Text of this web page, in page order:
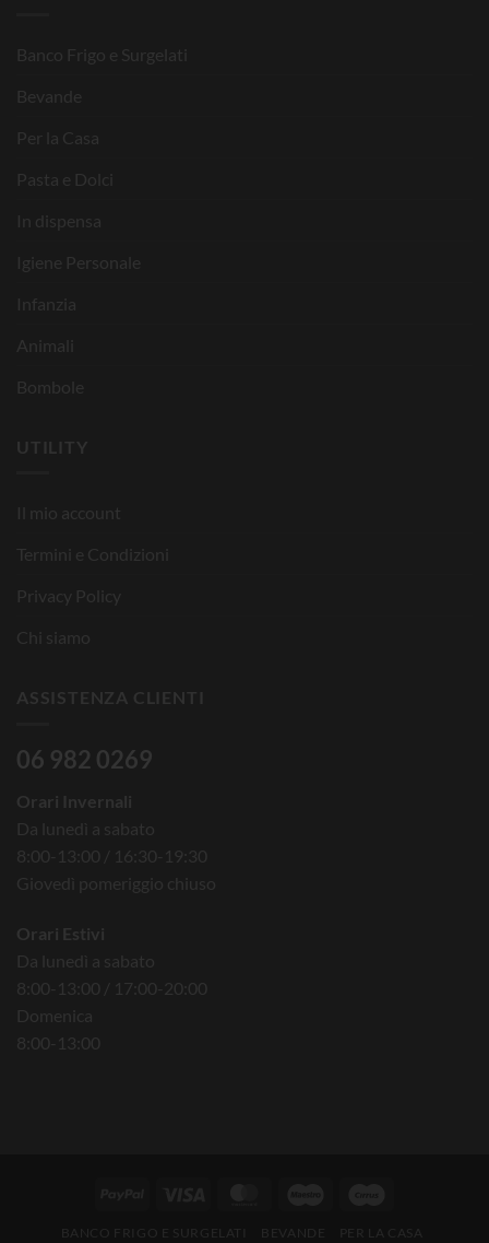
Banco Frigo e Surgelati
Bevande
Per la Casa
Pasta e Dolci
In dispensa
Igiene Personale
Infanzia
Animali
Bombole
UTILITY
Il mio account
Termini e Condizioni
Privacy Policy
Chi siamo
ASSISTENZA CLIENTI
06 982 0269
Orari Invernali
Da lunedì a sabato
8:00-13:00 / 16:30-19:30
Giovedì pomeriggio chiuso
Orari Estivi
Da lunedì a sabato
8:00-13:00 / 17:00-20:00
Domenica
8:00-13:00